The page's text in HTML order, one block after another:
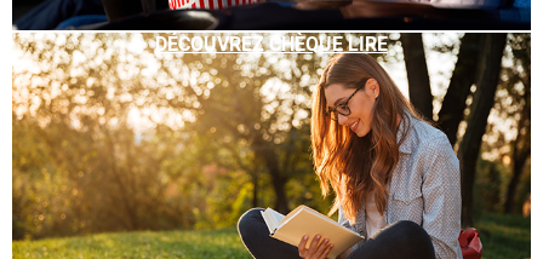
DÉCOUVREZ CHÈQUE LIRE